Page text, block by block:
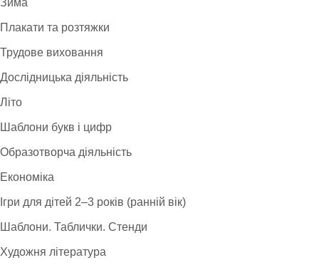
Зима
Плакати та розтяжки
Трудове виховання
Дослідницька діяльність
Літо
Шаблони букв і цифр
Образотворча діяльність
Економіка
Ігри для дітей 2–3 років (ранній вік)
Шаблони. Таблички. Стенди
Художня література